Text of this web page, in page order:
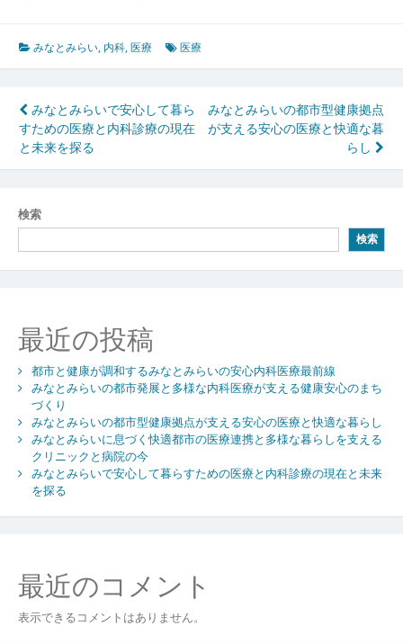
みなとみらい, 内科,医療 医療
投
稿
ナ
ビ
ゲ
ー
ョ
ン
みなとみらいで安心して暮ら
すための医療と内科診療の現在
と未来を探る
みなとみらいの都市型健康拠点
が支える安心の医療と快適な暮
らし
検索
検索
最近の投稿
都市と健康が調和するみなとみらいの安心内科医療最前線
みなとみらいの都市発展と多様な内科医療が支える健康安心のまち
づくり
みなとみらいの都市型健康拠点が支える安心の医療と快適な暮らし
みなとみらいに息づく快適都市の医療連携と多様な暮らしを支える
クリニックと病院の今
みなとみらいで安心して暮らすための医療と内科診療の現在と未来
を探る
最近のコメント
表示できるコメントはありません。